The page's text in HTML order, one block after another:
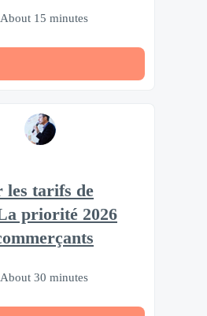
About 15 minutes
tarifs de
priorité 2026
About 30 minutes